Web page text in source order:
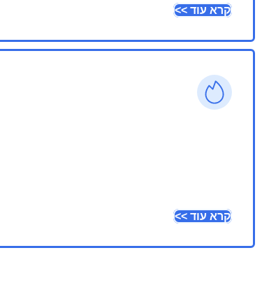
קרא עוד >>
קרא עוד >>